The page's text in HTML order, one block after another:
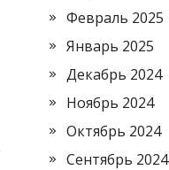
Февраль 2025
Январь 2025
Декабрь 2024
Ноябрь 2024
Октябрь 2024
Сентябрь 2024